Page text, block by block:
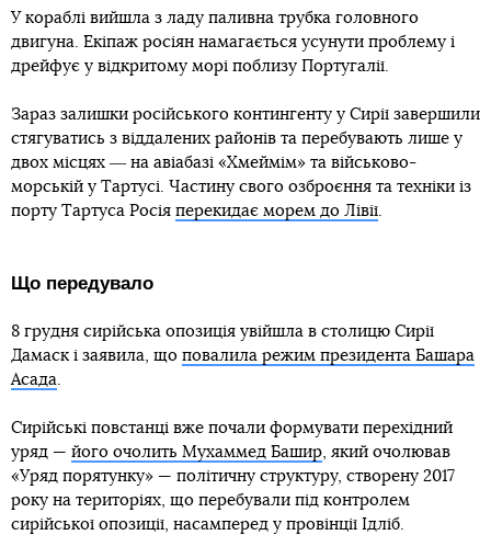
У кораблі вийшла з ладу паливна трубка головного
двигуна. Екіпаж росіян намагається усунути проблему і
дрейфує у відкритому морі поблизу Португалії.
Зараз залишки російського контингенту у Сирії завершили
стягуватись з віддалених районів та перебувають лише у
двох місцях ― на авіабазі «Хмеймім» та військово-
морській у Тартусі. Частину свого озброєння та техніки із
порту Тартуса Росія перекидає морем до Лівії.
Що передувало
8 грудня сирійська опозиція увійшла в столицю Сирії
Дамаск і заявила, що повалила режим президента Башара
Асада.
Сирійські повстанці вже почали формувати перехідний
уряд — його очолить Мухаммед Башир, який очолював
«Уряд порятунку» — політичну структуру, створену 2017
року на територіях, що перебували під контролем
сирійської опозиції, насамперед у провінції Ідліб.